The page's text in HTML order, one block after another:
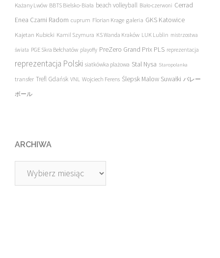
Każany Lwów BBTS Bielsko-Biała beach volleyball Biało-czerwoni Cerrad
Enea Czarni Radom cuprum Florian Krage galeria GKS Katowice
Kajetan Kubicki Kamil Szymura KS Wanda Kraków LUK Lublin mistrzostwa
świata PGE Skra Bełchatów playoffy PreZero Grand Prix PLS reprezentacja
reprezentacja Polski siatkówka plażowa Stal Nysa Staropolanka
transfer Trefl Gdańsk VNL Wojciech Ferens Ślepsk Malow Suwałki バレー
ボール
ARCHIWA
Archiwa